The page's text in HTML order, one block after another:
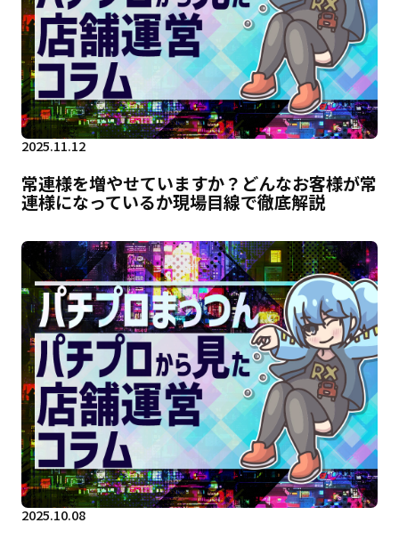
2025.11.12
常連様を増やせていますか？どんなお客様が常
連様になっているか現場目線で徹底解説
2025.10.08